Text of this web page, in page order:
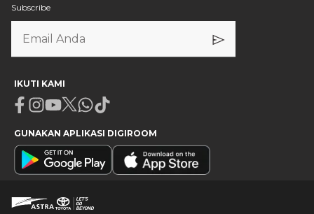
Subscribe
IKUTI KAMI
Facebook
Instagram
Youtube
X Whatsapp
Tiktok
GUNAKAN APLIKASI DIGIROOM